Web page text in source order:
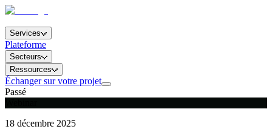
Services
Plateforme
Secteurs
Ressources
Échanger sur votre projet
Passé
18 décembre 2025